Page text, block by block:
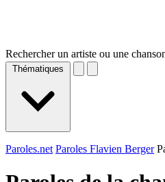
Rechercher un artiste ou une
Thématiques
Paroles.net Paroles Flavien Berger